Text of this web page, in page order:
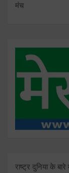
मंच
राष्ट्र दुनिया के